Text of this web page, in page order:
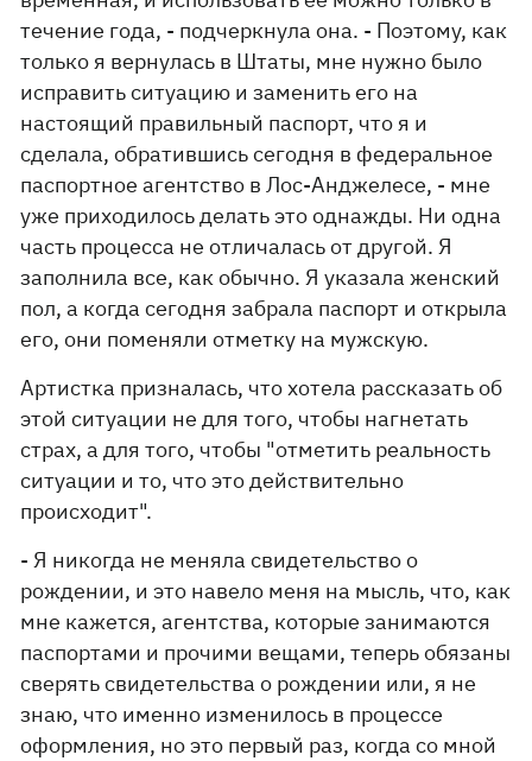
течение года, - подчеркнула она. - Поэтому, как
только я вернулась в Штаты, мне нужно было
исправить ситуацию и заменить его на
настоящий правильный паспорт, что я и
сделала, обратившись сегодня в федеральное
паспортное агентство в Лос-Анджелесе, - мне
уже приходилось делать это однажды. Ни одна
часть процесса не отличалась от другой. Я
заполнила все, как обычно. Я указала женский
пол, а когда сегодня забрала паспорт и открыла
его, они поменяли отметку на мужскую.
Артистка призналась, что хотела рассказать об
этой ситуации не для того, чтобы нагнетать
страх, а для того, чтобы "отметить реальность
ситуации и то, что это действительно
происходит".
- Я никогда не меняла свидетельство о
рождении, и это навело меня на мысль, что, как
мне кажется, агентства, которые занимаются
паспортами и прочими вещами, теперь обязаны
сверять свидетельства о рождении или, я не
знаю, что именно изменилось в процессе
оформления, но это первый раз, когда со мной